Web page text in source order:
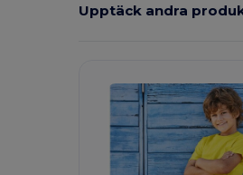
Upptäck andra
Anpassa